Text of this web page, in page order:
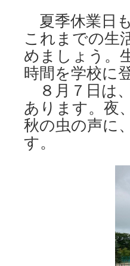
夏季休業日
これまでの生
めましょう。
時間を学校に
８月７日は
あります。夜
秋の虫の声に
す。